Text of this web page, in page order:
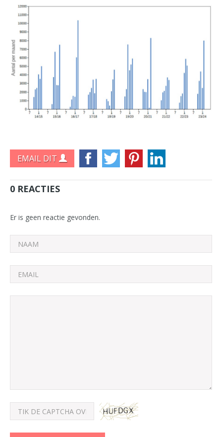
EMAIL DIT
0 REACTIES
Er is geen reactie gevonden.